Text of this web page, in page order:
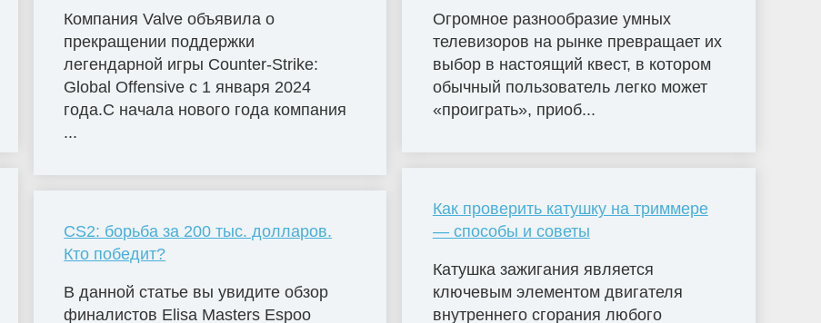
Компания Valve объявила о
прекращении поддержки
легендарной игры Counter-Strike:
Global Offensive с 1 января 2024
года.С начала нового года компания
...
CS2: борьба за 200 тыс. долларов.
Кто победит?
В данной статье вы увидите обзор
финалистов Elisa Masters Espoо
Огромное разнообразие умных
телевизоров на рынке превращает их
выбор в настоящий квест, в котором
обычный пользователь легко может
«проиграть», приоб...
Как проверить катушку на триммере
— способы и советы
Катушка зажигания является
ключевым элементом двигателя
внутреннего сгорания любого